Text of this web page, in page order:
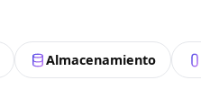
Almacenamiento